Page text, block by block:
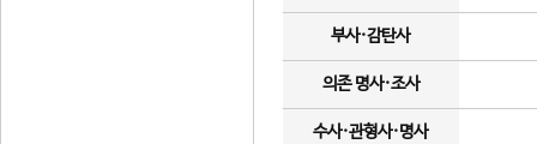
부사·감탄사
의존 명사·조사
수사·관형사·명사